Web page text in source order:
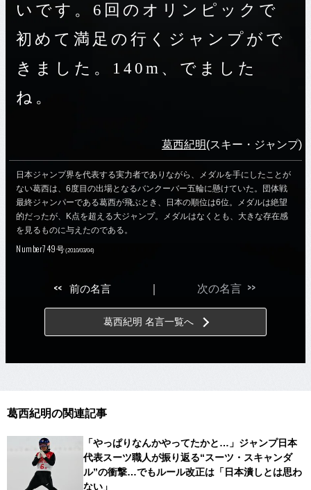
いです。6回のオリンピックで
初めて満足の行くジャンプがで
きました。140m、でました
ね。
葛西紀明(スキー・ジャンプ)
日本ジャンプ界を代表する実力者でありながら、メダルを手にしたことが
ない葛西は、6度目の出場となるバンクーバー五輪に懸けていた。団体戦
最終ジャンパーである葛西が飛ぶとき、日本の順位は6位。メダルは絶望
的だったが、K点を超える大ジャンプ。メダルはなくとも、大きな存在感
を見るものに与えたのである。
Number749号(2010/03/04)
<< 前の名言 次の名言>>
葛西紀明 名言一覧へ
葛西紀明の関連記事
「やっぱりなんかやってたかと…」ジャンプ日本
代表スーツ職人が振り返る“スーツ・スキャンダ
ル”の衝撃…でもルール改正は「日本潰しとは思わ
ない」